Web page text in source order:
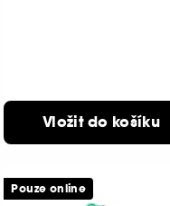
Vložit do košíku
Pouze online